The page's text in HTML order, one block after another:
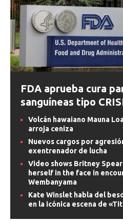
FDA aprueba cura
sanguíneas tipo
Volcán hawaiano Mauna
arroja ceniza
Nuevos cargos por
exentrenador de lucha
Video shows Britney
herself in the face in
Wembanyama
Kate Winslet habla del
en la icónica escena de